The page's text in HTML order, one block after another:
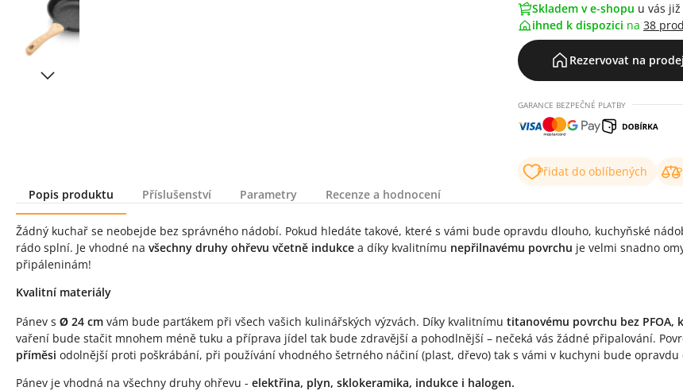
Skladem v e-shopu u vás již
ihned k dispozici na 38
Rezervovat na
GARANCE BEZPEČNÉ PLATBY
Přidat do oblíbených
Popis produktu
Příslušenství Parametry Recenze a hodnocení
Popis produktu
Žádný kuchař se neobejde bez správného nádobí. Pokud hledáte takové, které s vámi bude opravdu dlouho, kuchyňské
rádo splní. Je vhodné na všechny druhy ohřevu včetně indukce a díky kvalitnímu nepřilnavému povrchu je velmi snadno
připáleninám!
Kvalitní materiály
Pánev s Ø 24 cm vám bude parťákem při všech vašich kulinářských výzvách. Díky kvalitnímu titanovému povrchu bez PFOA,
vaření bude stačit mnohem méně tuku a příprava jídel tak bude zdravější a pohodlnější – nečeká vás žádné připalování.
příměsi odolnější proti poškrábání, při používání vhodného šetrného náčiní (plast, dřevo) tak s vámi v kuchyni bude opravdu
Pánev je vhodná na všechny druhy ohřevu - elektřina, plyn, sklokeramika, indukce i halogen.